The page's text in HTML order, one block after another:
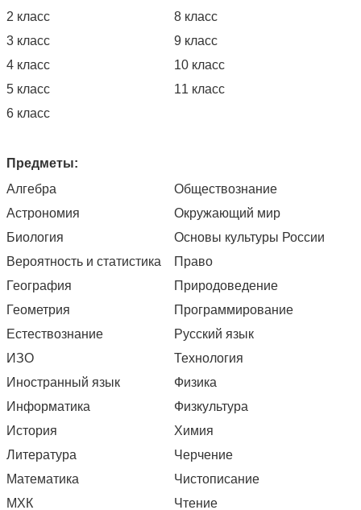
2 класс
3 класс
4 класс
5 класс
6 класс
8 класс
9 класс
10 класс
11 класс
Предметы:
Алгебра
Астрономия
Биология
Вероятность и статистика
География
Геометрия
Естествознание
ИЗО
Иностранный язык
Информатика
История
Литература
Математика
МХК
Обществознание
Окружающий мир
Основы культуры России
Право
Природоведение
Программирование
Русский язык
Технология
Физика
Физкультура
Химия
Черчение
Чистописание
Чтение